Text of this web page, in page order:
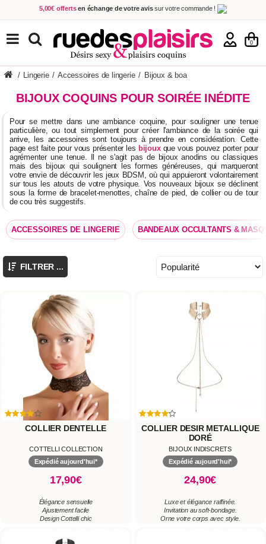
5,00€ offerts en échange de votre avissur votre commande !
Achetez aujourd'hui. Décidez quand payer !
Livraison en 48h
au prix de 2,90 € ! (Offerte dès 69,00€ d'achat)
0
TOUS NOS PRODUITS
/ Lingerie / Accessoires de lingerie / Bijoux & boa
BIJOUX COQUINS POUR SOIRÉE INÉDITE
Pour se mettre dans une ambiance coquine, pour souligner une tenue
particulière, ou tout simplement pour créer l'ambiance de la soirée qui
arrive, les accessoires sont toujours à prendre en considération. Cette
page est faite pour vous présenter les bijoux que vous pouvez porter pour
agrémenter une tenue. Il ne s'agit pas de bijoux anodins ou classiques
mais des bijoux qui soulignent les formes généreuses, qui marqueront
votre envie de découvrir les jeux BDSM, où qui appuieront volontairement
sur tous les atouts de votre physique. Vos nouveaux bijoux se déclinent
sous la forme de bracelet-menottes, chaîne de pied, de collier ou de tour
de cou très suggestifs.
ACCESSOIRES DE LINGERIE BANDEAUX OCCULTANTS &
FILTRER ...
COLLIER DENTELLE
COTTELLI COLLECTION
Expédié aujourd'hui*
17,90€
Élégance sensuelle
Ajustement facile
Design Cottelli chic
COLLIER DESIR METALLIQUE
DORÉ
BIJOUX INDISCRETS
Expédié aujourd'hui*
24,90€
Luxe et élégance raffinée.
Invitation au soft-bondage.
Orne votre corps avec style.